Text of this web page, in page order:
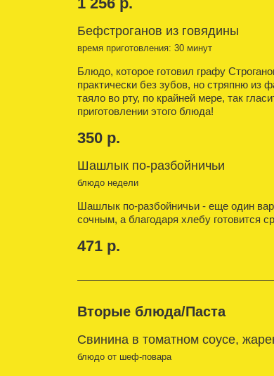
Бефстроганов из говядины
время приготовления: 30 минут
Блюдо, которое готовил графу
практически без зубов, но стряпню из
таяло во рту, по крайней мере, так
приготовлении этого блюда!
350 р.
Шашлык по-разбойничьи
блюдо недели
Шашлык по-разбойничьи - еще один
сочным, а благодаря хлебу готовится
471 р.
Вторые блюда/Паста
Свинина в томатном соусе,
блюдо от шеф-повара